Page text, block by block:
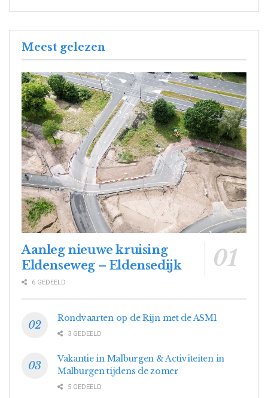
Meest gelezen
Aanleg nieuwe kruising
Eldenseweg – Eldensedijk
6 GEDEELD
Rondvaarten op de Rijn met de ASM1
3 GEDEELD
Vakantie in Malburgen & Activiteiten in
Malburgen tijdens de zomer
5 GEDEELD